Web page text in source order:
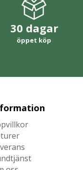
30 dagar
öppet köp